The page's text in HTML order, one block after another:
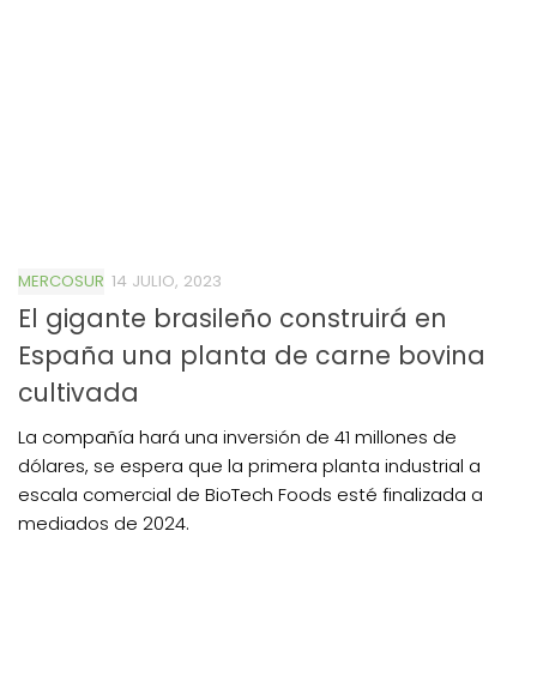
MERCOSUR 14 JULIO, 2023
El gigante brasileño construirá en
España una planta de carne bovina
cultivada
La compañía hará una inversión de 41 millones de
dólares, se espera que la primera planta industrial a
escala comercial de BioTech Foods esté finalizada a
mediados de 2024.